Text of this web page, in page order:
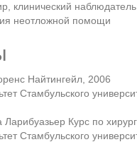
клинический
неотложной помощи
Найтингейл, 2006
Стамбульского
Курс по
Стамбульского